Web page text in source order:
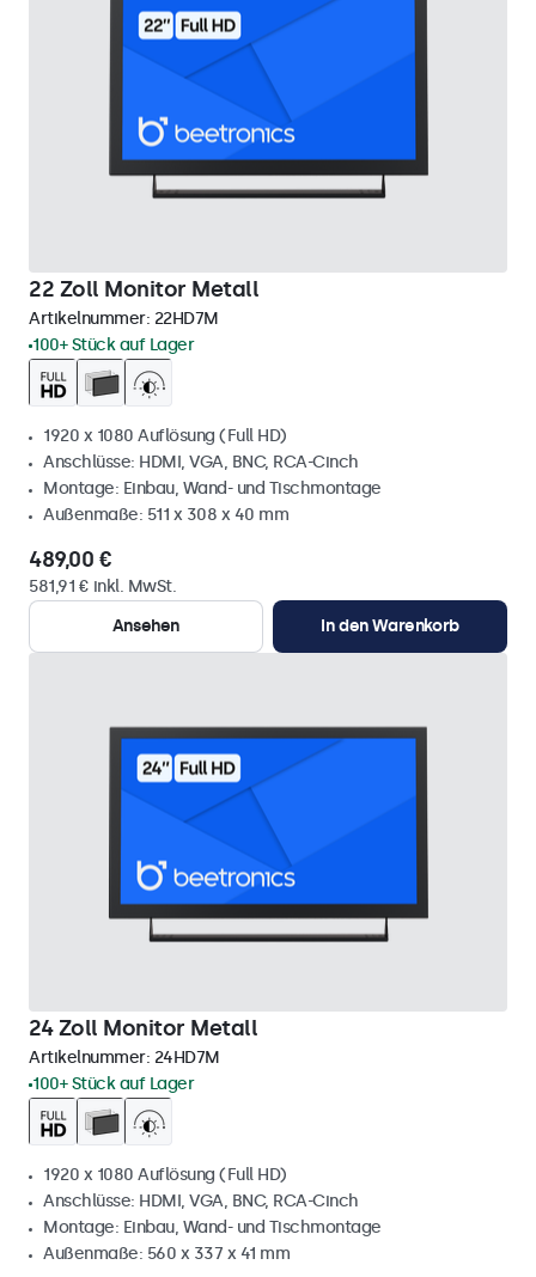
22 Zoll Monitor Metall
Artikelnummer: 22HD7M
100+ Stück auf Lager
1920 x 1080 Auflösung (Full HD)
Anschlüsse: HDMI, VGA, BNC, RCA-Cinch
Montage: Einbau, Wand- und Tischmontage
Außenmaße: 511 x 308 x 40 mm
489,00 €
581,91 € inkl. MwSt.
Ansehen
In den Warenkorb
24 Zoll Monitor Metall
Artikelnummer: 24HD7M
100+ Stück auf Lager
1920 x 1080 Auflösung (Full HD)
Anschlüsse: HDMI, VGA, BNC, RCA-Cinch
Montage: Einbau, Wand- und Tischmontage
Außenmaße: 560 x 337 x 41 mm